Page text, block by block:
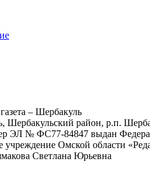
– Шербакуль
Шербакульский район, р.п.
ЭЛ № ФС77-84847 выдан
Омской области
Светлана Юрьевна